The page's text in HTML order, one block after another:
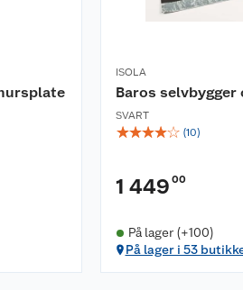
ISOLA
Baros selvbygger
SVART
☆☆☆☆☆ (10)
1 449 00
På lager (+100)
På lager i 53